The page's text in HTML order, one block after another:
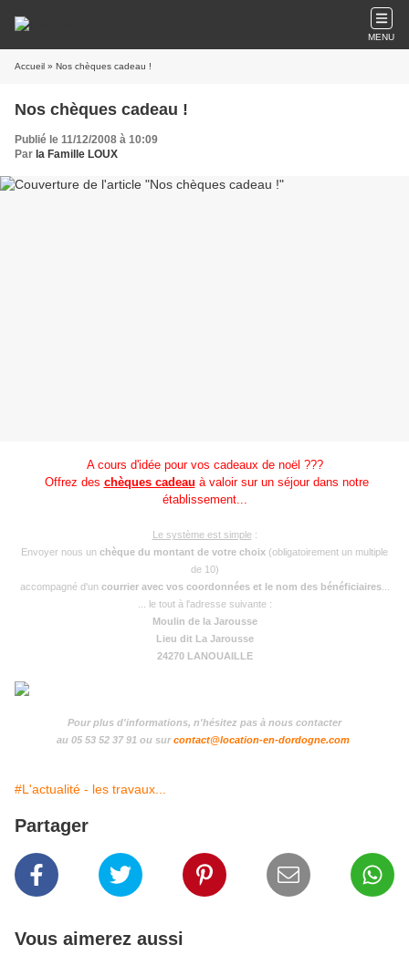
MENU
Accueil » Nos chèques cadeau !
Nos chèques cadeau !
Publié le 11/12/2008 à 10:09
Par la Famille LOUX
A cours d'idée pour vos cadeaux de noël ???
Offrez des chèques cadeau à valoir sur un séjour dans notre
établissement...
Le système est simple:
Envoyer nous un chèque du montant de votre choix (obligatoirement un multiple
de 10)
accompagné d'un courrier avec vos coordonnées et le nom des bénéficiaires...
... le tout à l'adresse suivante :
Moulin de la Jarousse
Lieu dit La Jarousse
24270 LANOUAILLE
Pour plus d'informations, n'hésitez pas à nous contacter
au 05 53 52 37 91 ou sur contact@location-en-dordogne.com
#L'actualité - les travaux...
Partager
Vous aimerez aussi